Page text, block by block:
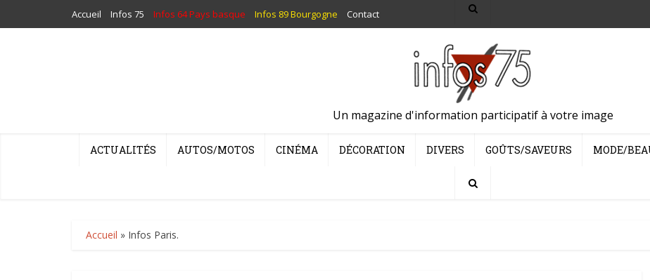
Accueil Infos 75 Infos 64 Pays basque Infos 89 Bourgogne Contact
Un magazine d'information participatif à votre image
ACTUALITÉS AUTOS/MOTOS CINÉMA DÉCORATION DIVERS GOÛTS/SAVEURS MODE/
Accueil » Infos Paris.